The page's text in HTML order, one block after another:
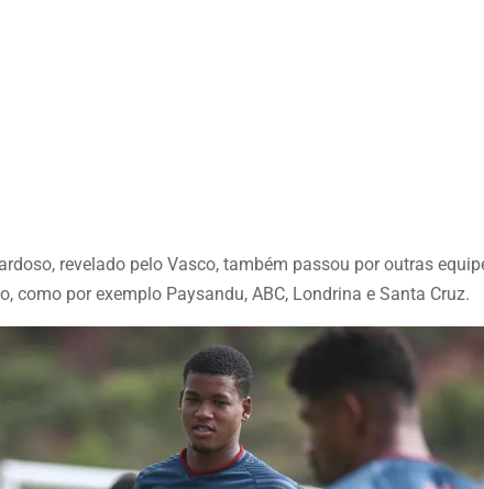
revelado pelo Vasco, também passou por outras
como por exemplo Paysandu, ABC, Londrina e Santa Cruz.